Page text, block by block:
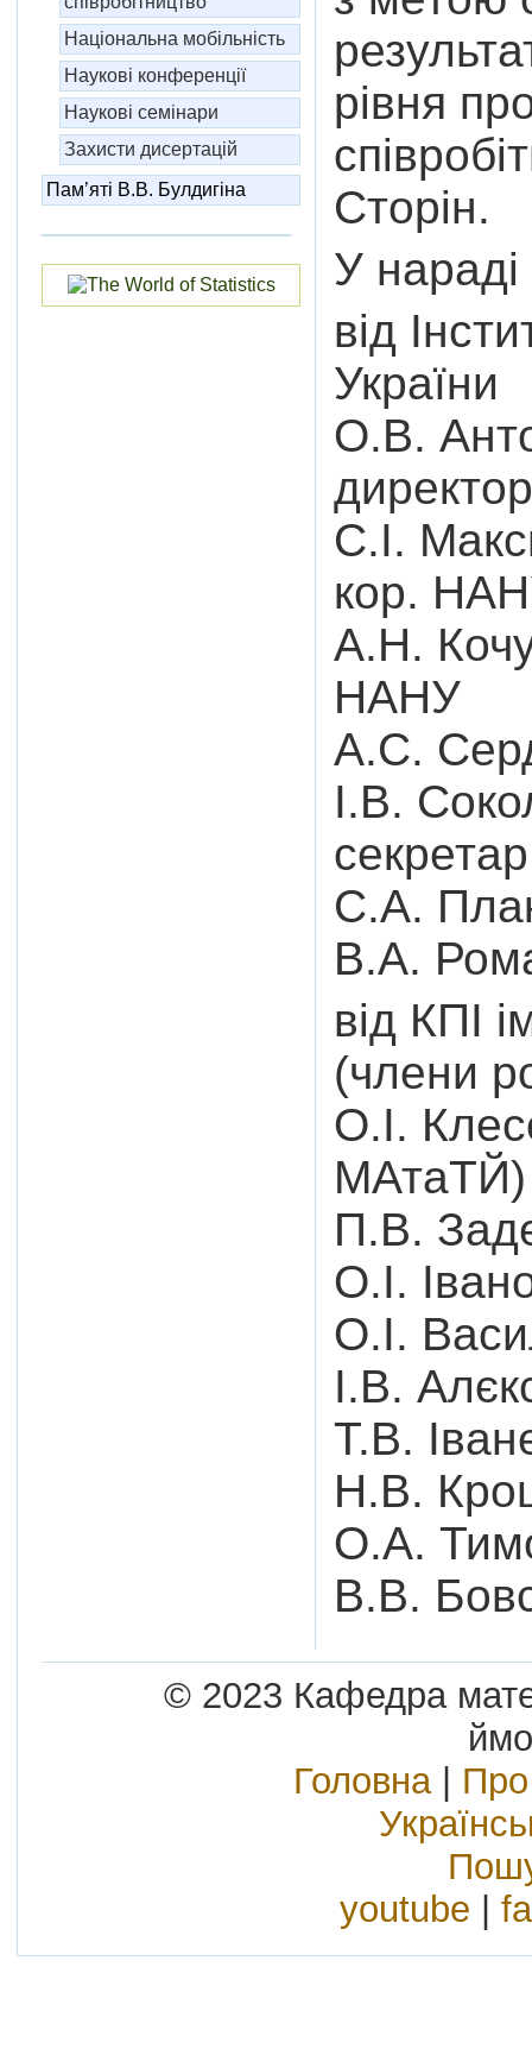
Національна мобільність
Наукові конференції
Наукові семінари
Захисти дисертацій
Пам’яті В.В. Булдигіна
рівня
Сторін.
У
від
України
О.В.
С.І.
кор.
А.Н.
НАНУ
А.С.
І.В.
С.А.
В.А.
від КПІ
(члени
О.І.
МАтаТЙ)
П.В.
О.І.
О.І.
І.В.
Т.В.
Н.В.
О.А.
В.В.
© 2023 Кафедра
Головна|
youtube |